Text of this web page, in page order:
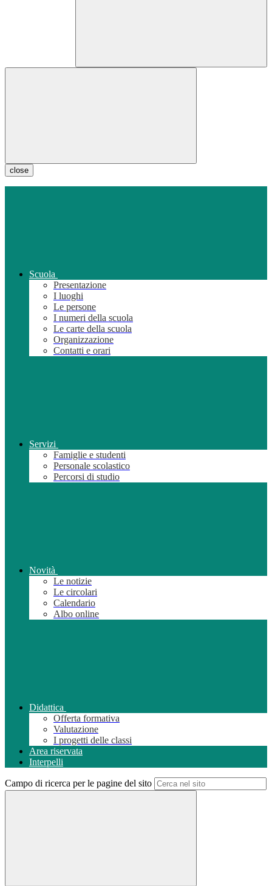
close
Scuola
Presentazione
I luoghi
Le persone
I numeri della scuola
Le carte della scuola
Organizzazione
Contatti e orari
Servizi
Famiglie e studenti
Personale scolastico
Percorsi di studio
Novità
Le notizie
Le circolari
Calendario
Albo online
Didattica
Offerta formativa
Valutazione
I progetti delle classi
Area riservata
Interpelli
Campo di ricerca per le pagine del sito